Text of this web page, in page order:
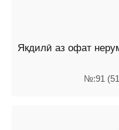
Якдилӣ аз офат
№:91